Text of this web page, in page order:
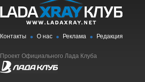
Контакты О нас Реклама Редакция
Проект Официального Лада Клуба